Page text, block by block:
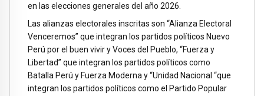
en las elecciones generales del año 2026.
Las alianzas electorales inscritas son “Alianza Electoral
Venceremos” que integran los partidos políticos Nuevo
Perú por el buen vivir y Voces del Pueblo, “Fuerza y
Libertad” que integran los partidos políticos como
Batalla Perú y Fuerza Moderna y “Unidad Nacional “que
integran los partidos políticos como el Partido Popular